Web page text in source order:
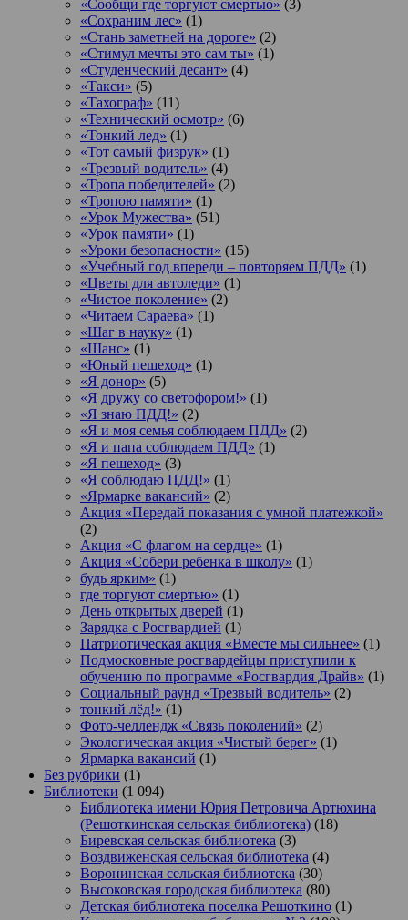
«Сообщи где торгуют смертью» (3)
«Сохраним лес» (1)
«Стань заметней на дороге» (2)
«Стимул мечты это сам ты» (1)
«Студенческий десант» (4)
«Такси» (5)
«Тахограф» (11)
«Технический осмотр» (6)
«Тонкий лед» (1)
«Тот самый физрук» (1)
«Трезвый водитель» (4)
«Тропа победителей» (2)
«Тропою памяти» (1)
«Урок Мужества» (51)
«Урок памяти» (1)
«Уроки безопасности» (15)
«Учебный год впереди – повторяем ПДД» (1)
«Цветы для автоледи» (1)
«Чистое поколение» (2)
«Читаем Сараева» (1)
«Шаг в науку» (1)
«Шанс» (1)
«Юный пешеход» (1)
«Я донор» (5)
«Я дружу со светофором!» (1)
«Я знаю ПДД!» (2)
«Я и моя семья соблюдаем ПДД» (2)
«Я и папа соблюдаем ПДД» (1)
«Я пешеход» (3)
«Я соблюдаю ПДД!» (1)
«Ярмарке вакансий» (2)
Акция «Передай показания с умной платежкой»
(2)
Акция «С флагом на сердце» (1)
Акция «Собери ребенка в школу» (1)
будь ярким» (1)
где торгуют смертью» (1)
День открытых дверей (1)
Зарядка с Росгвардией (1)
Патриотическая акция «Вместе мы сильнее» (1)
Подмосковные росгвардейцы приступили к
обучению по программе «Росгвардия Драйв» (1)
Социальный раунд «Трезвый водитель» (2)
тонкий лёд!» (1)
Фото-челлендж «Связь поколений» (2)
Экологическая акция «Чистый берег» (1)
Ярмарка вакансий (1)
Без рубрики (1)
Библиотеки (1 094)
Библиотека имени Юрия Петровича Артюхина
(Решоткинская сельская библиотека) (18)
Биревская сельская библиотека (3)
Воздвиженская сельская библиотека (4)
Воронинская сельская библиотека (30)
Высоковская городская библиотека (80)
Детская библиотека поселка Решоткино (1)